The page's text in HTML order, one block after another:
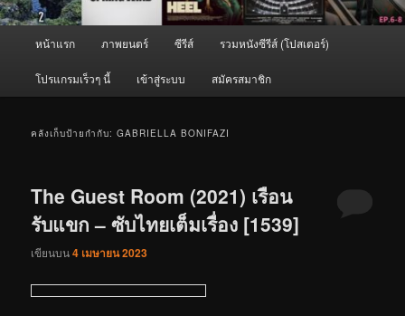
หน้าแรก ภาพยนตร์ ซีรีส์ รวมหนังซีรีส์ (โปสเตอร์)
โปรแกรมเร็วๆ นี้ เข้าสู่ระบบ สมัครสมาชิก
คลังเก็บป้ายกำกับ:GABRIELLA BONIFAZI
The Guest Room (2021) เรือน
รับแขก – ซับไทยเต็มเรื่อง [1539]
เขียนบน4 เมษายน 2023